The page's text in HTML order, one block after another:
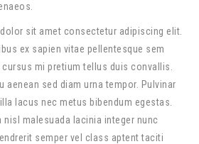
dolor sit amet consectetur adipiscing elit.
ex sapien vitae pellentesque sem
mi pretium tellus duis convallis.
aenean sed diam urna tempor. Pulvinar
lacus nec metus bibendum egestas.
nisl malesuada lacinia integer nunc
semper vel class aptent taciti